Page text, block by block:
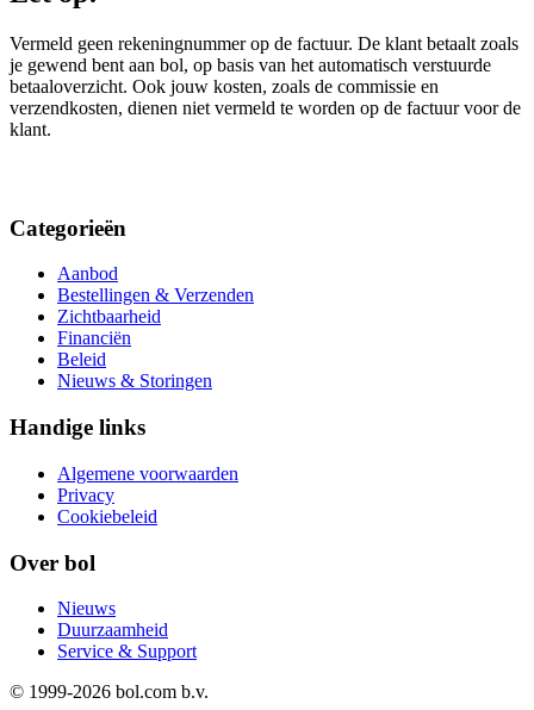
Vermeld geen rekeningnummer op de factuur. De klant betaalt zoals
je gewend bent aan bol, op basis van het automatisch verstuurde
betaaloverzicht. Ook jouw kosten, zoals de commissie en
verzendkosten, dienen niet vermeld te worden op de factuur voor de
klant.
Categorieën
Aanbod
Bestellingen & Verzenden
Zichtbaarheid
Financiën
Beleid
Nieuws & Storingen
Handige links
Algemene voorwaarden
Privacy
Cookiebeleid
Over bol
Nieuws
Duurzaamheid
Service & Support
© 1999-2026 bol.com b.v.